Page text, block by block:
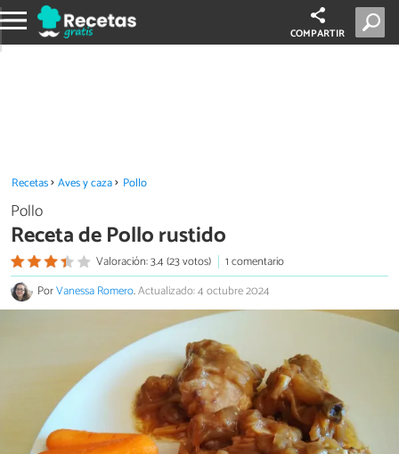
COMPARTIR
Recetas Aves y caza Pollo
Pollo
Receta de Pollo rustido
Valoración: 3.4 (23 votos)
1 comentario
PorVanessa Romero.Actualizado: 4 octubre 2024